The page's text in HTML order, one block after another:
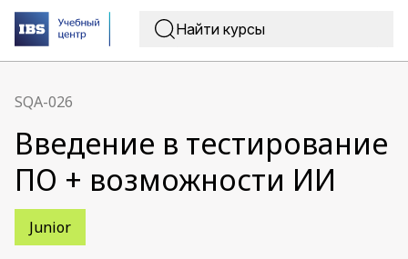
SQA-026
Введение в тестирование
ПО + возможности ИИ
Junior